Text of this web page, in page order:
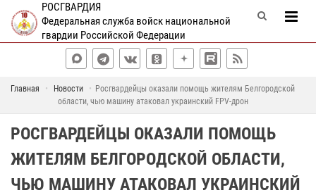
РОСГВАРДИЯ
Федеральная служба войск национальной
гвардии Российской Федерации
Главная Новости
Росгвардейцы оказали помощь жителям Белгородской
области, чью машину атаковал украинский FPV-дрон
РОСГВАРДЕЙЦЫ ОКАЗАЛИ ПОМОЩЬ
ЖИТЕЛЯМ БЕЛГОРОДСКОЙ ОБЛАСТИ,
ЧЬЮ МАШИНУ АТАКОВАЛ УКРАИНСКИЙ